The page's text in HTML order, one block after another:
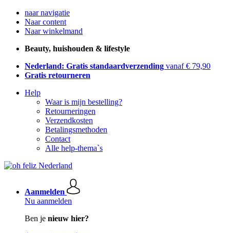
naar navigatie
Naar content
Naar winkelmand
Beauty, huishouden & lifestyle
Nederland: Gratis standaardverzending vanaf € 79,90
Gratis retourneren
Help
Waar is mijn bestelling?
Retourneringen
Verzendkosten
Betalingsmethoden
Contact
Alle help-thema`s
Aanmelden
Nu aanmelden
Ben je nieuw hier?